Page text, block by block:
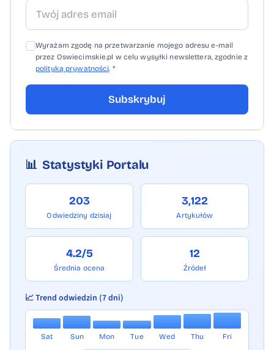
Wyrażam zgodę na przetwarzanie mojego adresu e-mail
przez Oswiecimskie.pl w celu wysyłki newslettera, zgodnie z
polityką prywatności . *
Subskrybuj
📊 Statystyki Portalu
203
Odwiedziny dzisiaj
3,122
Artykułów
4.2/5
Średnia ocena
12
Źródeł
📈 Trend odwiedzin (7 dni)
Sat Sun Mon Tue Wed Thu Fri